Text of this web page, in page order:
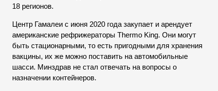
18 регионов.
Центр Гамалеи с июня 2020 года закупает и арендует
американские рефрижераторы Thermo King. Они могут
быть стационарными, то есть пригодными для хранения
вакцины, их же можно поставить на автомобильные
шасси. Минздрав не стал отвечать на вопросы о
назначении контейнеров.